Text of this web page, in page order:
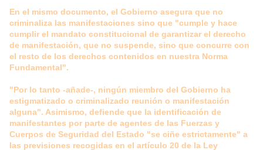
En el mismo documento, el Gobierno asegura que no
criminaliza las manifestaciones sino que "cumple y hace
cumplir el mandato constitucional de garantizar el derecho
de manifestación, que no suspende, sino que concurre con
el resto de los derechos contenidos en nuestra Norma
Fundamental".
"Por lo tanto -añade-, ningún miembro del Gobierno ha
estigmatizado o criminalizado reunión o manifestación
alguna". Asimismo, defiende que la identificación de
manifestantes por parte de agentes de las Fuerzas y
Cuerpos de Seguridad del Estado "se ciñe estrictamente" a
las previsiones recogidas en el artículo 20 de la Ley